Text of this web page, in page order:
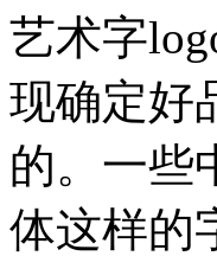
艺术字
现确定好
的。一些
体这样的